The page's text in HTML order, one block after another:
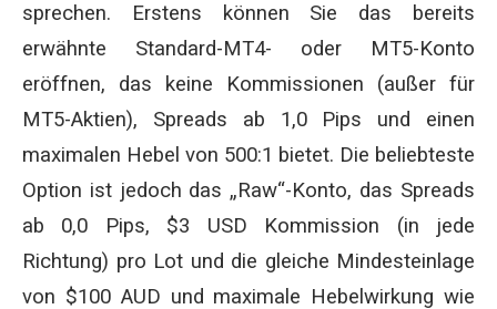
sprechen. Erstens können Sie das bereits
erwähnte Standard-MT4- oder MT5-Konto
eröffnen, das keine Kommissionen (außer für
MT5-Aktien), Spreads ab 1,0 Pips und einen
maximalen Hebel von 500:1 bietet. Die beliebteste
Option ist jedoch das „Raw“-Konto, das Spreads
ab 0,0 Pips, $3 USD Kommission (in jede
Richtung) pro Lot und die gleiche Mindesteinlage
von $100 AUD und maximale Hebelwirkung wie